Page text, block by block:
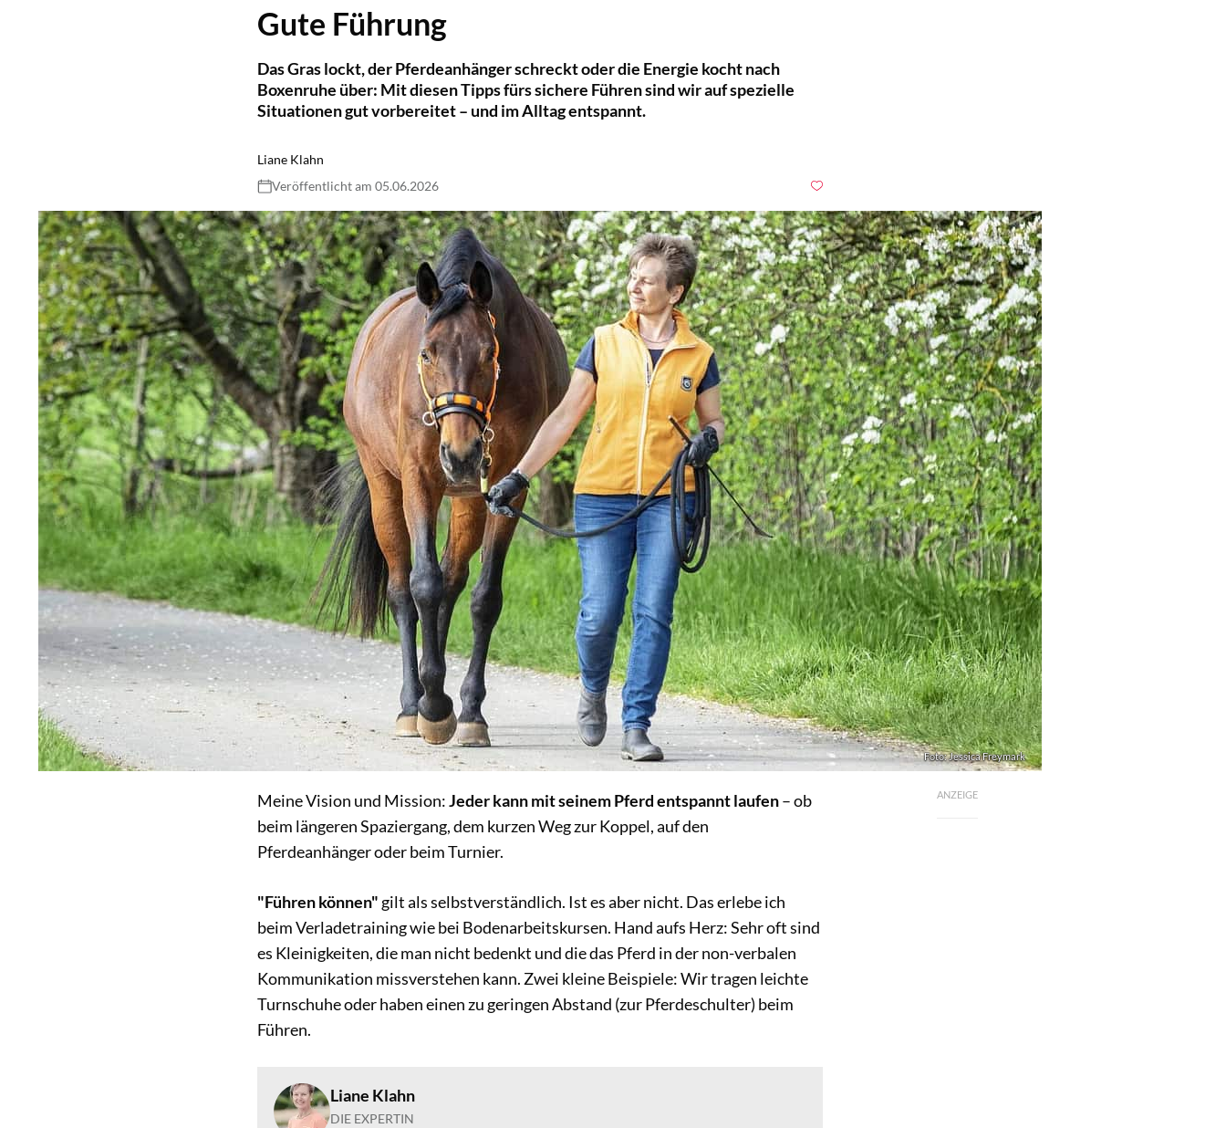
Gute Führung
Das Gras lockt, der Pferdeanhänger schreckt oder die Energie kocht nach
Boxenruhe über: Mit diesen Tipps fürs sichere Führen sind wir auf spezielle
Situationen gut vorbereitet – und im Alltag entspannt.
Liane Klahn
Veröffentlicht am 05.06.2026
Foto: Jessica Freymark
ANZEIGE
Meine Vision und Mission:Jeder kann mit seinem Pferd entspannt laufen– ob
beim längeren Spaziergang, dem kurzen Weg zur Koppel, auf den
Pferdeanhänger oder beim Turnier.
"Führen können" gilt als selbstverständlich. Ist es aber nicht. Das erlebe ich
beim Verladetraining wie bei Bodenarbeitskursen. Hand aufs Herz: Sehr oft sind
es Kleinigkeiten, die man nicht bedenkt und die das Pferd in der non-verbalen
Kommunikation missverstehen kann. Zwei kleine Beispiele: Wir tragen leichte
Turnschuhe oder haben einen zu geringen Abstand (zur Pferdeschulter) beim
Führen.
Liane Klahn
DIE EXPERTIN